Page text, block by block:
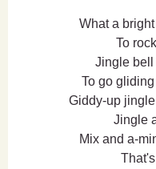
What a
To
Jingle bell
To go
Giddy-up
Jingle
Mix and a-